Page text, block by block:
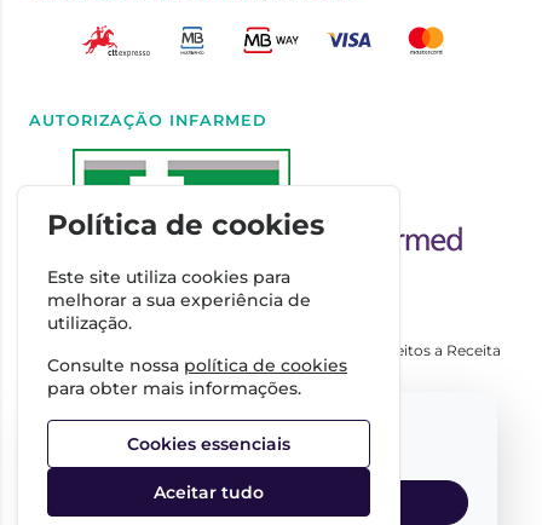
Select your language:
English
AUTORIZAÇÃO INFARMED
Autorizado a Disponibilizar Medicamentos Não Sujeitos a Receita
Médica através da Internet pelo Infarmed. I.P.
Dra. Cátia Costa
FARMÁCIA IMPERIAL, Complexo Farmacêutico da Guerra
509342485
Política de cookies
Este site utiliza cookies para
melhorar a sua experiência de
utilização.
Consulte nossa política de cookies
para obter mais informações.
Cookies essenciais
Aceitar tudo